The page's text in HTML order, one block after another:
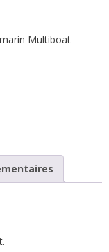
Multiboat